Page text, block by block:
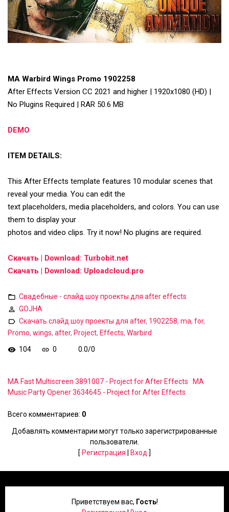
MA Warbird Wings Promo 1902258
After Effects Version CC 2021 and higher | 1920x1080 (HD) |
No Plugins Required | RAR 50.6 MB
DEMO
ITEM DETAILS:
This After Effects template features 10 modular scenes that
reveal your media. You can edit the
text placeholders, media placeholders, and colors. You can use
them to display your
photos and video clips. Try it now! No plugins are required.
Скачать | Download: Turbobit.net
Скачать | Download: Uploadcloud.pro
Свадебные - слайд шоу проекты для after effects
GOJHA
Скачать слайд шоу проекты для after, 1902258, ma, for,
Promo, wings, after, Project, Effects, Warbird
104
0 0.0/0
MA Fast Multiscreen 3891007 - Project for After Effects
MA
Music Party Opener 3634645 - Project for After Effects
Всего комментариев: 0
Добавлять комментарии могут только зарегистрированные
пользователи.
[ Регистрация Вход ]
Приветствуем вас, Гость!